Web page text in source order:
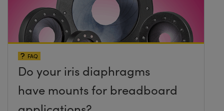
FAQ
Do your iris diaphragms
have mounts for breadboard